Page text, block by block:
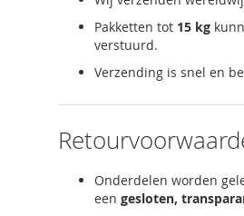
Pakketten tot 15 kg
verstuurd.
Verzending is snel en
Onderdelen worden
een gesloten,